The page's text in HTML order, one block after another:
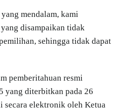
mendalam, kami
disampaikan tidak
sehingga tidak dapat
pemberitahuan resmi
yang diterbitkan pada 26
secara elektronik oleh Ketua